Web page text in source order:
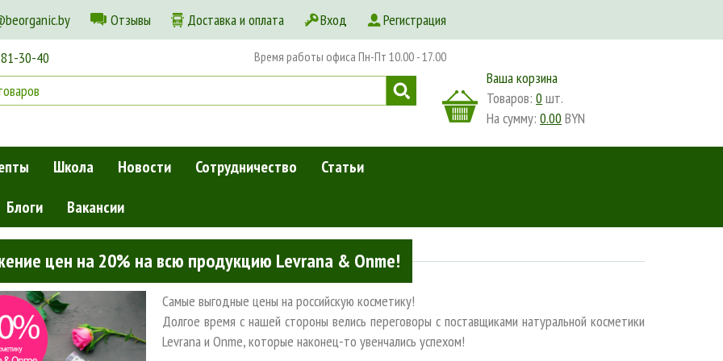
Отзывы Доставка и оплата Вход Регистрация
30-40 Время работы офиса Пн-Пт 10.00 - 17.00
Ваша корзина
Товаров:0 шт.
На сумму:0.00 BYN
Школа Новости Сотрудничество
Статьи
Блоги Вакансии
Levrana & Onme!
цен на 20% на всю продукцию Levrana & Onme!
Самые выгодные цены на российскую косметику!
Долгое время с нашей стороны велись переговоры с поставщиками натуральной косметики
Levrana и Onme, которые наконец-то увенчались успехом!